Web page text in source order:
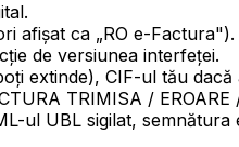
afișat ca „RO e-Factura").
de versiunea interfeței.
extinde), CIF-ul tău
TRIMISA /
ul UBL sigilat, semnătura